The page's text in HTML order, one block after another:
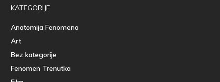
KATEGORIJE
Anatomija Fenomena
Art
Bez kategorije
Fenomen Trenutka